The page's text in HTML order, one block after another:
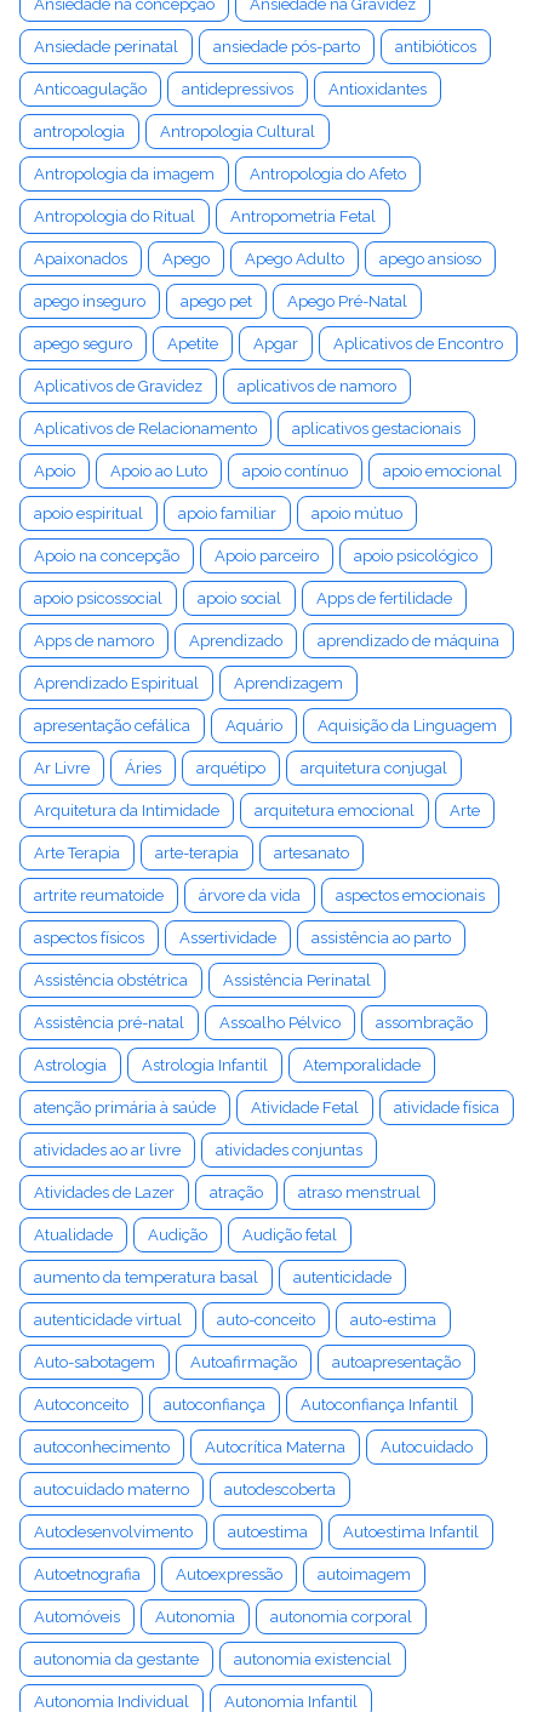
Ansiedade na concepção Ansiedade na Gravidez
Ansiedade perinatal ansiedade pós-parto antibióticos
Anticoagulação antidepressivos Antioxidantes
antropologia Antropologia Cultural
Antropologia da imagem Antropologia do Afeto
Antropologia do Ritual Antropometria Fetal
Apaixonados Apego Apego Adulto apego ansioso
apego inseguro apego pet Apego Pré-Natal
apego seguro Apetite Apgar Aplicativos de Encontro
Aplicativos de Gravidez aplicativos de namoro
Aplicativos de Relacionamento aplicativos gestacionais
Apoio Apoio ao Luto apoio contínuo apoio emocional
apoio espiritual apoio familiar apoio mútuo
Apoio na concepção Apoio parceiro apoio psicológico
apoio psicossocial apoio social Apps de fertilidade
Apps de namoro Aprendizado aprendizado de máquina
Aprendizado Espiritual Aprendizagem
apresentação cefálica Aquário Aquisição da Linguagem
Ar Livre Áries arquétipo arquitetura conjugal
Arquitetura da Intimidade arquitetura emocional Arte
Arte Terapia arte-terapia artesanato
artrite reumatoide árvore da vida aspectos emocionais
aspectos físicos Assertividade assistência ao parto
Assistência obstétrica Assistência Perinatal
Assistência pré-natal Assoalho Pélvico assombração
Astrologia Astrologia Infantil Atemporalidade
atenção primária à saúde Atividade Fetal atividade física
atividades ao ar livre atividades conjuntas
Atividades de Lazer atração atraso menstrual
Atualidade Audição Audição fetal
aumento da temperatura basal autenticidade
autenticidade virtual auto-conceito auto-estima
Auto-sabotagem Autoafirmação autoapresentação
Autoconceito autoconfiança Autoconfiança Infantil
autoconhecimento Autocrítica Materna Autocuidado
autocuidado materno autodescoberta
Autodesenvolvimento autoestima Autoestima Infantil
Autoetnografia Autoexpressão autoimagem
Automóveis Autonomia autonomia corporal
autonomia da gestante autonomia existencial
Autonomia Individual Autonomia Infantil